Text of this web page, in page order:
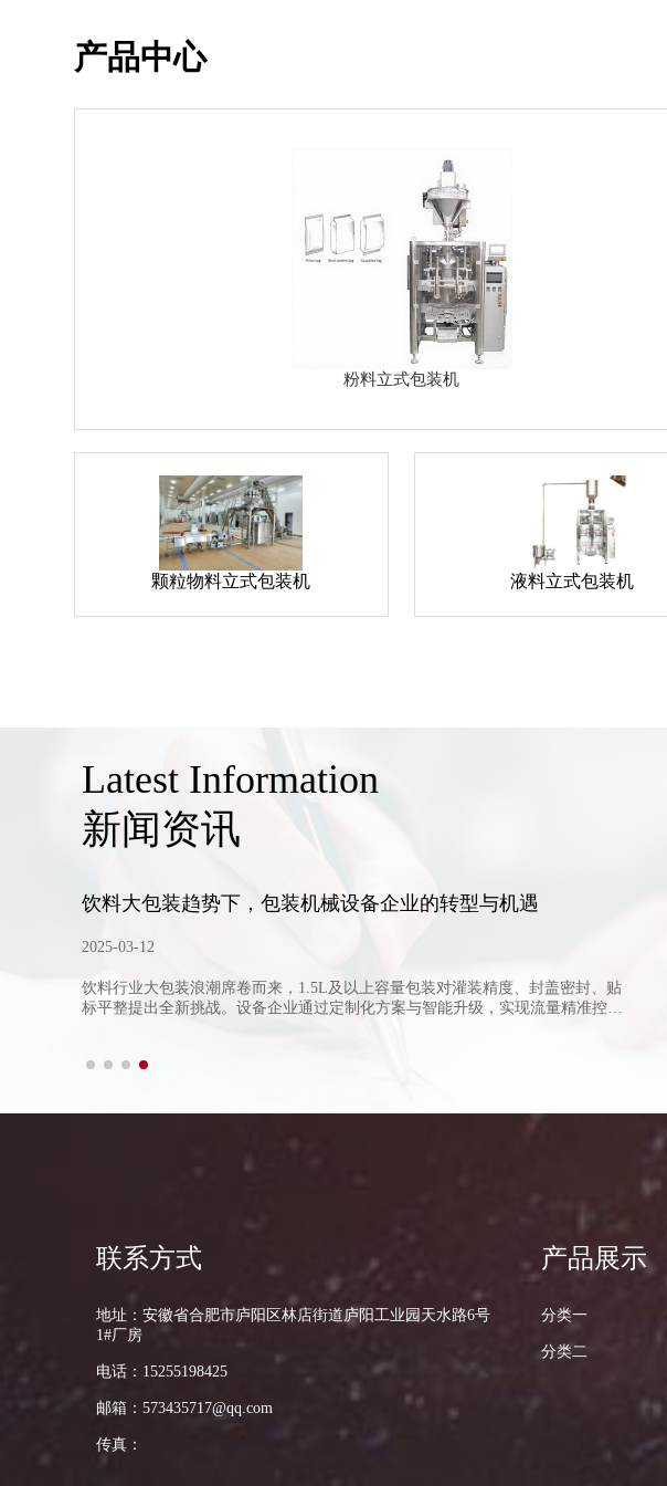
产品中心
粉料立式包装机
颗粒物料立式包装机 液料立式包装机
Latest Information
新闻资讯
饮料大包装趋势下，包装机械设备企业的转型与机遇
2025-03-12
饮料行业大包装浪潮席卷而来，1.5L及以上容量包装对灌装精度、封盖密封、贴
标平整提出全新挑战。设备企业通过定制化方案与智能升级，实现流量精准控
联系方式
地址：安徽省合肥市庐阳区林店街道庐阳工业园天水路6号
1#厂房
电话：15255198425
邮箱：573435717@qq.com
传真：
产品展示
分类一
分类二